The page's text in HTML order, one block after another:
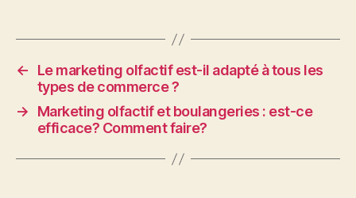
←
Le marketing olfactif est-il adapté à tous les
types de commerce ?
→
Marketing olfactif et boulangeries : est-ce
efficace? Comment faire?